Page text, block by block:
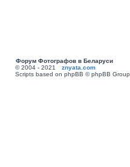
Форум Фотографов в Беларуси
© 2004 - 2021 znyata.com
Scripts based on phpBB © phpBB Group